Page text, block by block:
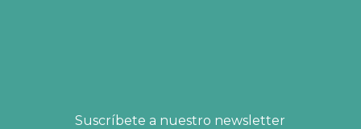
Suscríbete a nuestro newsletter